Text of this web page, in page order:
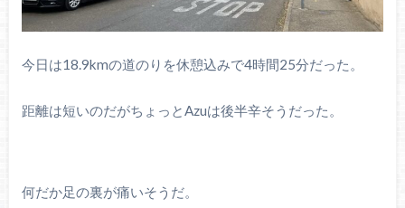
今日は18.9kmの道のりを休憩込みで4時間25分だった。
距離は短いのだがちょっとAzuは後半辛そうだった。
何だか足の裏が痛いそうだ。